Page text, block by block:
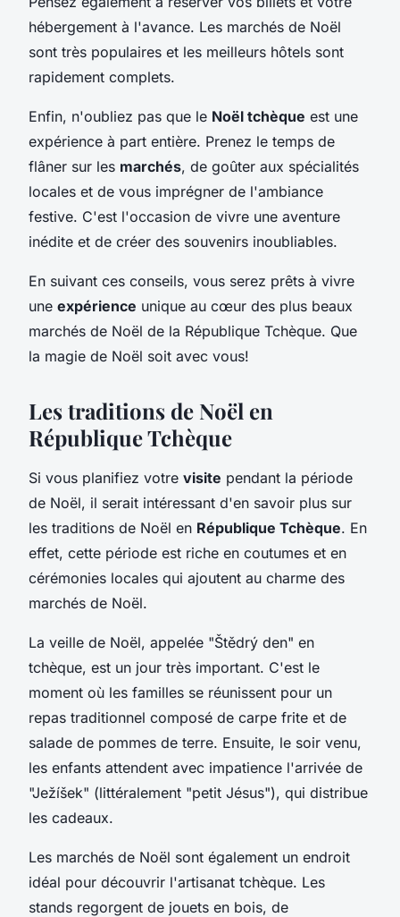
hébergement à l'avance. Les marchés de Noël
sont très populaires et les meilleurs hôtels sont
rapidement complets.
Enfin, n'oubliez pas que le Noël tchèque est une
expérience à part entière. Prenez le temps de
flâner sur les marchés, de goûter aux spécialités
locales et de vous imprégner de l'ambiance
festive. C'est l'occasion de vivre une aventure
inédite et de créer des souvenirs inoubliables.
En suivant ces conseils, vous serez prêts à vivre
une expérience unique au cœur des plus beaux
marchés de Noël de la République Tchèque. Que
la magie de Noël soit avec vous!
Les traditions de Noël en
République Tchèque
Si vous planifiez votre visite pendant la période
de Noël, il serait intéressant d'en savoir plus sur
les traditions de Noël en République Tchèque. En
effet, cette période est riche en coutumes et en
cérémonies locales qui ajoutent au charme des
marchés de Noël.
La veille de Noël, appelée "Štědrý den" en
tchèque, est un jour très important. C'est le
moment où les familles se réunissent pour un
repas traditionnel composé de carpe frite et de
salade de pommes de terre. Ensuite, le soir venu,
les enfants attendent avec impatience l'arrivée de
"Ježíšek" (littéralement "petit Jésus"), qui distribue
les cadeaux.
Les marchés de Noël sont également un endroit
idéal pour découvrir l'artisanat tchèque. Les
stands regorgent de jouets en bois, de